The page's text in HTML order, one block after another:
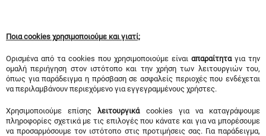
Ποιαcookies χρησιμοποιούμε και γιατί;
Ορισμένα από τα cookies που χρησιμοποιούμε είναι απαραίτηταγια την
ομαλή περιήγηση στον ιστότοπο και την χρήση των λειτουργιών του,
όπως για παράδειγμα η πρόσβαση σε ασφαλείς περιοχές που ενδέχεται
να περιλαμβάνουν περιεχόμενο για εγγεγραμμένους χρήστες.
Χρησιμοποιούμε επίσηςλειτουργικάcookies για να καταγράψουμε
πληροφορίες σχετικά με τις επιλογές που κάνατε και για να μπορέσουμε
να προσαρμόσουμε τον ιστότοπο στις προτιμήσεις σας. Για παράδειγμα,